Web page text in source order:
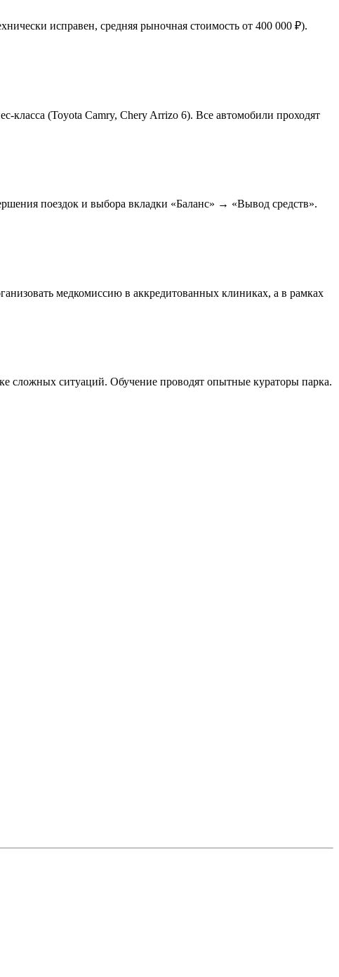
исправен, средняя рыночная стоимость от 400 000 ₽).
класса (Toyota Camry, Chery Arrizo 6). Все автомобили проходят
поездок и выбора вкладки «Баланс» → «Вывод средств».
медкомиссию в аккредитованных клиниках, а в рамках
сложных ситуаций. Обучение проводят опытные кураторы парка.